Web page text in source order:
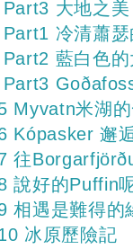
大地之美
冷清蕭
藍白色
Myvatn米湖
Kópasker 邂
往
說好的Puffin
相遇是難得的
冰原歷險記